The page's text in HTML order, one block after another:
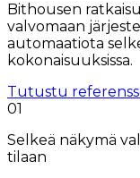
Bithousen
valvomaan
automaatiota
kokonaisuuksissa.
Tutustu
01
Selkeä näkymä
tilaan